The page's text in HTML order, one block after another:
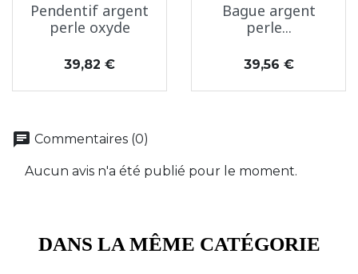
Pendentif argent
perle oxyde
Prix
39,82 €
Bague argent
perle...
Prix
39,56 €
chat Commentaires (0)
Aucun avis n'a été publié pour le moment.
DANS LA MÊME CATÉGORIE